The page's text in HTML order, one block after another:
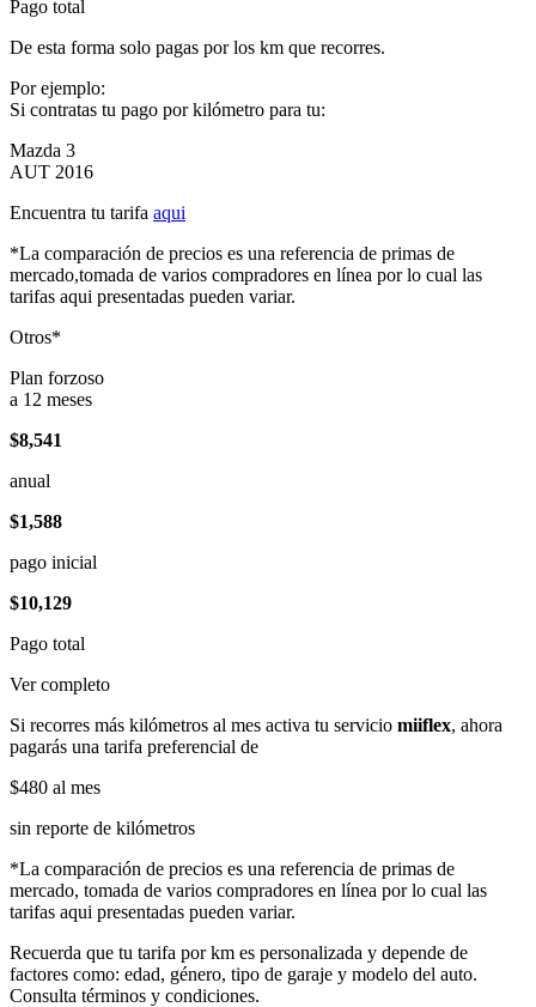
Pago total
De esta forma solo pagas por los km que recorres.
Por ejemplo:
Si contratas tu pago por kilómetro para tu:
Mazda 3
AUT 2016
Encuentra tu tarifa aqui
*La comparación de precios es una referencia de primas de
mercado,tomada de varios compradores en línea por lo cual las
tarifas aqui presentadas pueden variar.
Otros*
Plan forzoso
a 12 meses
$8,541
anual
$1,588
pago inicial
$10,129
Pago total
Ver completo
Si recorres más kilómetros al mes activa tu servicio miiflex, ahora
pagarás una tarifa preferencial de
$480 al mes
sin reporte de kilómetros
*La comparación de precios es una referencia de primas de
mercado, tomada de varios compradores en línea por lo cual las
tarifas aqui presentadas pueden variar.
Recuerda que tu tarifa por km es personalizada y depende de
factores como: edad, género, tipo de garaje y modelo del auto.
Consulta términos y condiciones.